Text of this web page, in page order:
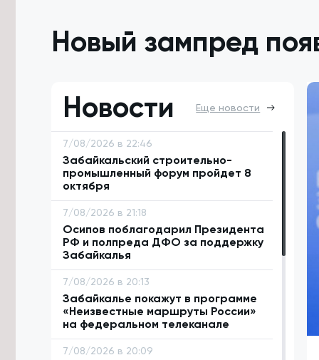
Новый зампред
Новости
Еще новости
7/08/2026 в 22:46
Забайкальский строительно-
промышленный форум пройдет 8
октября
7/08/2026 в 21:18
Осипов поблагодарил Президента
РФ и полпреда ДФО за поддержку
Забайкалья
7/08/2026 в 20:13
Забайкалье покажут в программе
«Неизвестные маршруты России»
на федеральном телеканале
7/08/2026 в 20:09